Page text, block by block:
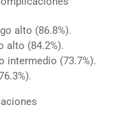
alto (86.8%).
alto (84.2%).
intermedio (73.7%).